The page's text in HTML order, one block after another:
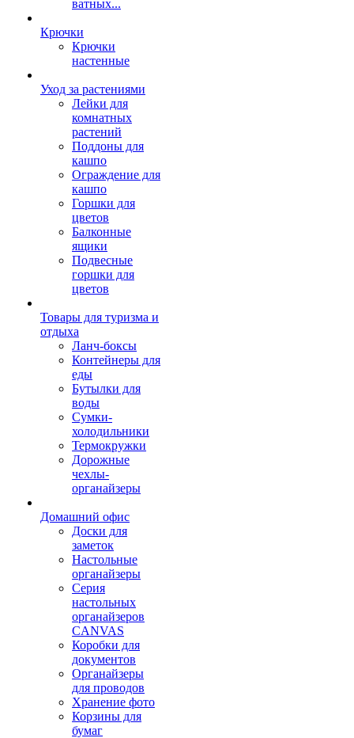
ватных...
Крючки
Крючки
настенные
Уход за растениями
Лейки для
комнатных
растений
Поддоны для
кашпо
Ограждение для
кашпо
Горшки для
цветов
Балконные
ящики
Подвесные
горшки для
цветов
Товары для туризма и
отдыха
Ланч-боксы
Контейнеры для
еды
Бутылки для
воды
Сумки-
холодильники
Термокружки
Дорожные
чехлы-
органайзеры
Домашний офис
Доски для
заметок
Настольные
органайзеры
Серия
настольных
органайзеров
CANVAS
Коробки для
документов
Органайзеры
для проводов
Хранение фото
Корзины для
бумаг